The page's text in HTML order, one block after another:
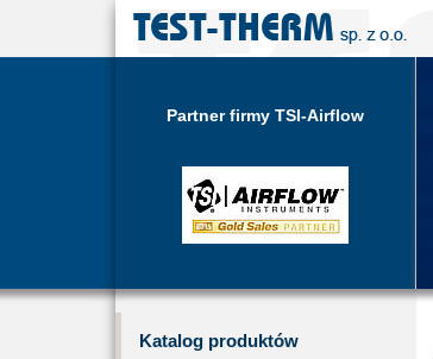
Partner firmy TSI-Airflow
Katalog produktów